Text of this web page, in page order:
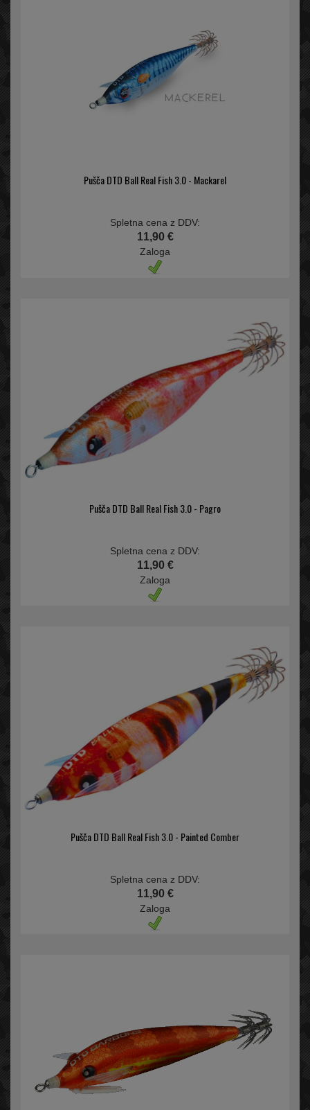
Pušča DTD Ball Real Fish 3.0 - Mackarel
Spletna cena z DDV:
11,90 €
Zaloga
Pušča DTD Ball Real Fish 3.0 - Pagro
Spletna cena z DDV:
11,90 €
Zaloga
Pušča DTD Ball Real Fish 3.0 - Painted Comber
Spletna cena z DDV:
11,90 €
Zaloga